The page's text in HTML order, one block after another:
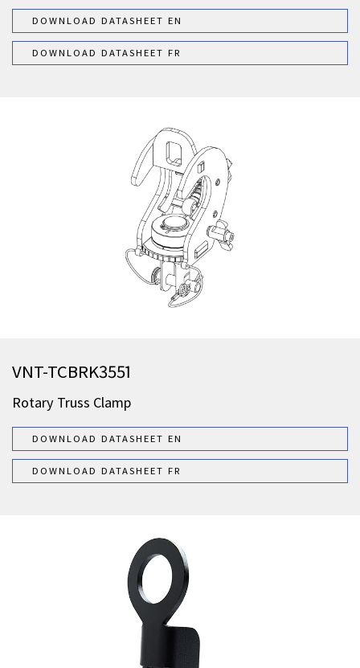
DOWNLOAD DATASHEET EN
DOWNLOAD DATASHEET FR
VNT-TCBRK3551
Rotary Truss Clamp
DOWNLOAD DATASHEET EN
DOWNLOAD DATASHEET FR